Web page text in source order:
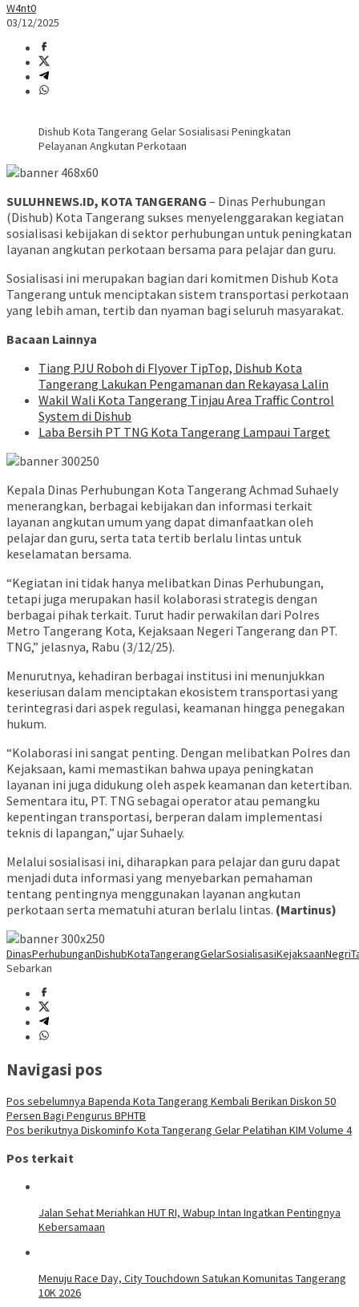
W4nt0
03/12/2025
Dishub Kota Tangerang Gelar Sosialisasi Peningkatan
Pelayanan Angkutan Perkotaan
SULUHNEWS.ID, KOTA TANGERANG – Dinas Perhubungan
(Dishub) Kota Tangerang sukses menyelenggarakan kegiatan
sosialisasi kebijakan di sektor perhubungan untuk peningkatan
layanan angkutan perkotaan bersama para pelajar dan guru.
Sosialisasi ini merupakan bagian dari komitmen Dishub Kota
Tangerang untuk menciptakan sistem transportasi perkotaan
yang lebih aman, tertib dan nyaman bagi seluruh masyarakat.
Bacaan Lainnya
Tiang PJU Roboh di Flyover TipTop, Dishub Kota
Tangerang Lakukan Pengamanan dan Rekayasa Lalin
Wakil Wali Kota Tangerang Tinjau Area Traffic Control
System di Dishub
Laba Bersih PT TNG Kota Tangerang Lampaui Target
Kepala Dinas Perhubungan Kota Tangerang Achmad Suhaely
menerangkan, berbagai kebijakan dan informasi terkait
layanan angkutan umum yang dapat dimanfaatkan oleh
pelajar dan guru, serta tata tertib berlalu lintas untuk
keselamatan bersama.
“Kegiatan ini tidak hanya melibatkan Dinas Perhubungan,
tetapi juga merupakan hasil kolaborasi strategis dengan
berbagai pihak terkait. Turut hadir perwakilan dari Polres
Metro Tangerang Kota, Kejaksaan Negeri Tangerang dan PT.
TNG,” jelasnya, Rabu (3/12/25).
Menurutnya, kehadiran berbagai institusi ini menunjukkan
keseriusan dalam menciptakan ekosistem transportasi yang
terintegrasi dari aspek regulasi, keamanan hingga penegakan
hukum.
“Kolaborasi ini sangat penting. Dengan melibatkan Polres dan
Kejaksaan, kami memastikan bahwa upaya peningkatan
layanan ini juga didukung oleh aspek keamanan dan ketertiban.
Sementara itu, PT. TNG sebagai operator atau pemangku
kepentingan transportasi, berperan dalam implementasi
teknis di lapangan,” ujar Suhaely.
Melalui sosialisasi ini, diharapkan para pelajar dan guru dapat
menjadi duta informasi yang menyebarkan pemahaman
tentang pentingnya menggunakan layanan angkutan
perkotaan serta mematuhi aturan berlalu lintas. (Martinus)
DinasPerhubunganDishubKotaTangerangGelarSosialisasi
Sebarkan
Navigasi pos
Pos sebelumnya Bapenda Kota Tangerang Kembali Berikan Diskon 50
Persen Bagi Pengurus BPHTB
Pos berikutnya Diskominfo Kota Tangerang Gelar Pelatihan KIM Volume 4
Pos terkait
Jalan Sehat Meriahkan HUT RI, Wabup Intan Ingatkan Pentingnya
Kebersamaan
Menuju Race Day, City Touchdown Satukan Komunitas Tangerang
10K 2026